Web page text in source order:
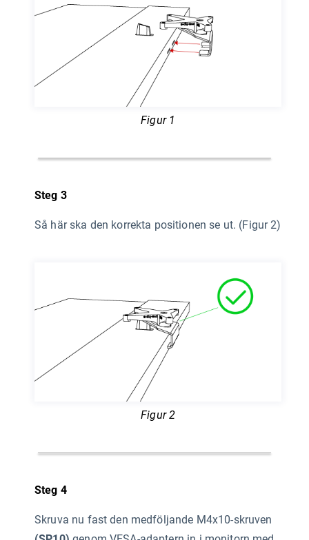
Figur 1
Steg 3
Så här ska den korrekta positionen se ut. (Figur 2)
Figur 2
Steg 4
Skruva nu fast den medföljande M4x10-skruven